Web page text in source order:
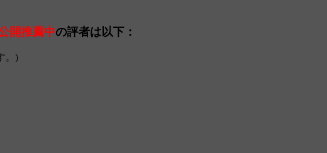
開推薦中の評者は以下：
。)